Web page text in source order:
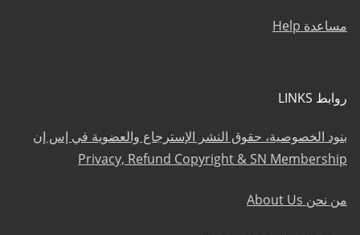
مساعدة Help
روابط LINKS
بنود الخصوصية، حقوق النشر الإسترجاع والعضوية في إس إن
Privacy, Refund Copyright & SN Membership
من نحن About Us